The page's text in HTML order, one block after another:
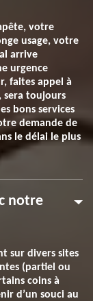
votre
usage, votre
arrive
urgence
faites appel à
sera toujours
bons services
demande de
le délai le plus
notre
sur divers sites
(partiel ou
coins à
d’un souci au